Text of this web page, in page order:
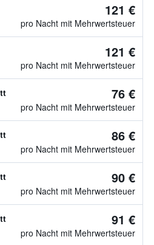
121 €
pro Nacht mit Mehrwertsteuer
121 €
pro Nacht mit Mehrwertsteuer
76 €
pro Nacht mit Mehrwertsteuer
86 €
pro Nacht mit Mehrwertsteuer
90 €
pro Nacht mit Mehrwertsteuer
91 €
pro Nacht mit Mehrwertsteuer